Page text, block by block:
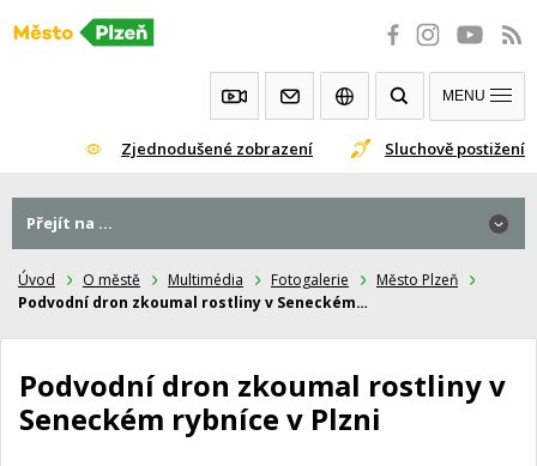
Přeskočit
Zjednodušené zobrazení Sluchově postižení
MENU
Úvod O městě Multimédia Fotogalerie
Město Plzeň
Podvodní dron zkoumal rostliny v Seneckém…
Podvodní dron zkoumal rostliny v
Seneckém rybníce v Plzni
Přejít na ...
Přejít na ...